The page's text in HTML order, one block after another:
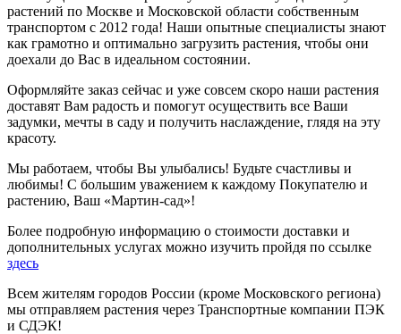
растений по Москве и Московской области собственным
транспортом с 2012 года! Наши опытные специалисты знают
как грамотно и оптимально загрузить растения, чтобы они
доехали до Вас в идеальном состоянии.
Оформляйте заказ сейчас и уже совсем скоро наши растения
доставят Вам радость и помогут осуществить все Ваши
задумки, мечты в саду и получить наслаждение, глядя на эту
красоту.
Мы работаем, чтобы Вы улыбались! Будьте счастливы и
любимы! С большим уважением к каждому Покупателю и
растению, Ваш «Мартин-сад»!
Более подробную информацию о стоимости доставки и
дополнительных услугах можно изучить пройдя по ссылке
здесь
Всем жителям городов России (кроме Московского региона)
мы отправляем растения через Транспортные компании ПЭК
и СДЭК!